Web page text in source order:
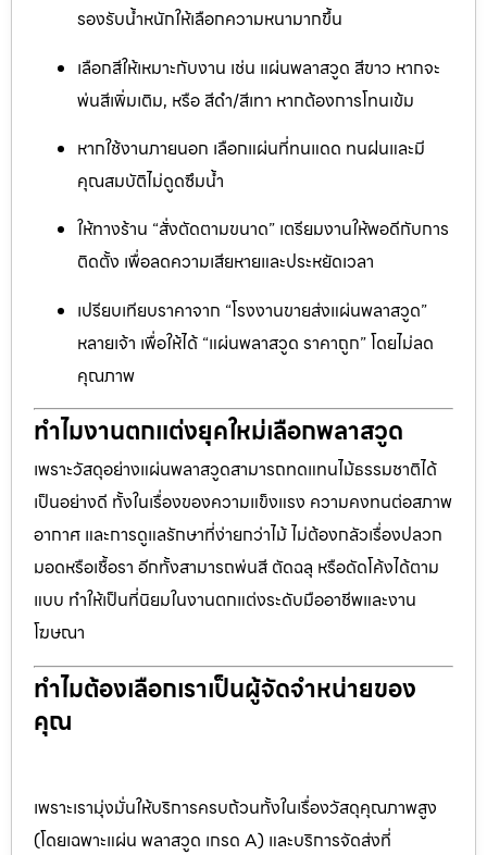
รองรับน้ำหนักให้เลือกความหนามากขึ้น
เลือกสีให้เหมาะกับงาน เช่น แผ่นพลาสวูด สีขาว หากจะ
พ่นสีเพิ่มเติม, หรือ สีดำ/สีเทา หากต้องการโทนเข้ม
หากใช้งานภายนอก เลือกแผ่นที่ทนแดด ทนฝนและมี
คุณสมบัติไม่ดูดซึมน้ำ
ให้ทางร้าน “สั่งตัดตามขนาด” เตรียมงานให้พอดีกับการ
ติดตั้ง เพื่อลดความเสียหายและประหยัดเวลา
เปรียบเทียบราคาจาก “โรงงานขายส่งแผ่นพลาสวูด”
หลายเจ้า เพื่อให้ได้ “แผ่นพลาสวูด ราคาถูก” โดยไม่ลด
คุณภาพ
ทำไมงานตกแต่งยุคใหม่เลือกพลาสวูด
เพราะวัสดุอย่างแผ่นพลาสวูดสามารถทดแทนไม้ธรรมชาติได้
เป็นอย่างดี ทั้งในเรื่องของความแข็งแรง ความคงทนต่อสภาพ
อากาศ และการดูแลรักษาที่ง่ายกว่าไม้ ไม่ต้องกลัวเรื่องปลวก
มอดหรือเชื้อรา อีกทั้งสามารถพ่นสี ตัดฉลุ หรือดัดโค้งได้ตาม
แบบ ทำให้เป็นที่นิยมในงานตกแต่งระดับมืออาชีพและงาน
โฆษณา
ทำไมต้องเลือกเราเป็นผู้จัดจำหน่ายของ
คุณ
เพราะเรามุ่งมั่นให้บริการครบถ้วนทั้งในเรื่องวัสดุคุณภาพสูง
(โดยเฉพาะแผ่น พลาสวูด เกรด A) และบริการจัดส่งที่